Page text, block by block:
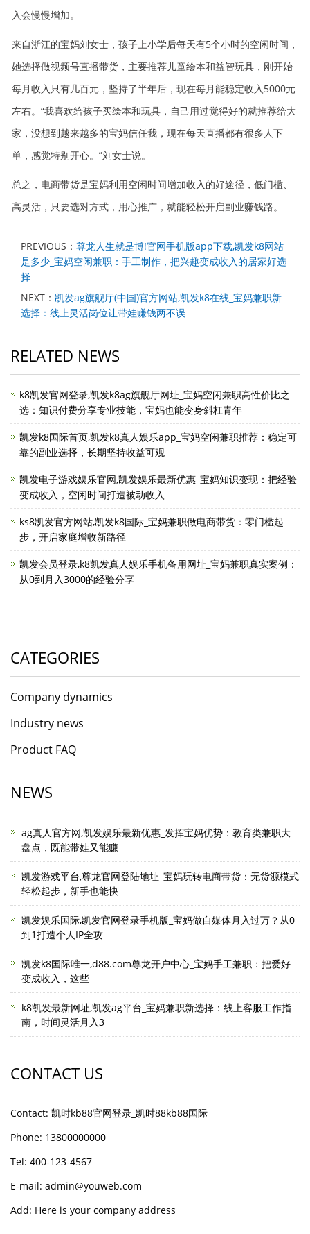
入会慢慢增加。
来自浙江的宝妈刘女士，孩子上小学后每天有5个小时的空闲时间，
她选择做视频号直播带货，主要推荐儿童绘本和益智玩具，刚开始
每月收入只有几百元，坚持了半年后，现在每月能稳定收入5000元
左右。“我喜欢给孩子买绘本和玩具，自己用过觉得好的就推荐给大
家，没想到越来越多的宝妈信任我，现在每天直播都有很多人下
单，感觉特别开心。”刘女士说。
总之，电商带货是宝妈利用空闲时间增加收入的好途径，低门槛、
高灵活，只要选对方式，用心推广，就能轻松开启副业赚钱路。
PREVIOUS： 尊龙人生就是博!官网手机版app下载,凯发k8网站
是多少_宝妈空闲兼职：手工制作，把兴趣变成收入的居家好选
择
NEXT： 凯发ag旗舰厅(中国)官方网站,凯发k8在线_宝妈兼职新
选择：线上灵活岗位让带娃赚钱两不误
RELATED NEWS
k8凯发官网登录,凯发k8ag旗舰厅网址_宝妈空闲兼职高性价比之
选：知识付费分享专业技能，宝妈也能变身斜杠青年
凯发k8国际首页,凯发k8真人娱乐app_宝妈空闲兼职推荐：稳定可
靠的副业选择，长期坚持收益可观
凯发电子游戏娱乐官网,凯发娱乐最新优惠_宝妈知识变现：把经验
变成收入，空闲时间打造被动收入
ks8凯发官方网站,凯发k8国际_宝妈兼职做电商带货：零门槛起
步，开启家庭增收新路径
凯发会员登录,k8凯发真人娱乐手机备用网址_宝妈兼职真实案例：
从0到月入3000的经验分享
CATEGORIES
Company dynamics
Industry news
Product FAQ
NEWS
ag真人官方网,凯发娱乐最新优惠_发挥宝妈优势：教育类兼职大
盘点，既能带娃又能赚
凯发游戏平台,尊龙官网登陆地址_宝妈玩转电商带货：无货源模式
轻松起步，新手也能快
凯发娱乐国际,凯发官网登录手机版_宝妈做自媒体月入过万？从0
到1打造个人IP全攻
凯发k8国际唯一,d88.com尊龙开户中心_宝妈手工兼职：把爱好
变成收入，这些
k8凯发最新网址,凯发ag平台_宝妈兼职新选择：线上客服工作指
南，时间灵活月入3
CONTACT US
Contact: 凯时kb88官网登录_凯时88kb88国际
Phone: 13800000000
Tel: 400-123-4567
E-mail: admin@youweb.com
Add: Here is your company address